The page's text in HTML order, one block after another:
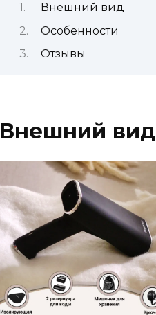
Внешний вид
Особенности
Отзывы
Внешний вид